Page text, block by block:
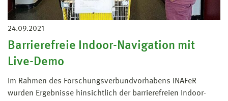
24.09.2021
Barrierefreie Indoor-Navigation mit
Live-Demo
Im Rahmen des Forschungsverbundvorhabens INAFeR
wurden Ergebnisse hinsichtlich der barrierefreien Indoor-